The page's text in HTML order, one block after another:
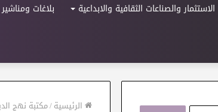
الاستثمار والصناعات الثقافية والابداعية بلاغات ومناشير
الرئيسية/مكتبة نهج